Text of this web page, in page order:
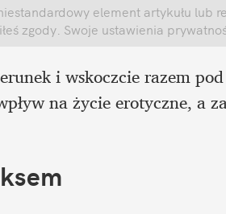
element artykułu lub
zgody. Swoje ustawienia
i wskoczcie razem
na życie erotyczne, a